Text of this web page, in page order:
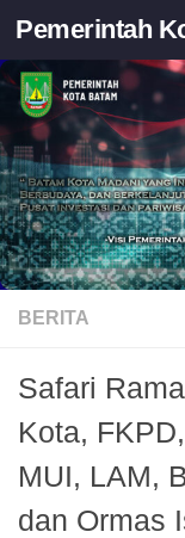
Skip to
Pemerintah
BERITA
Safari
Kota,
MUI, LAM,
dan Ormas